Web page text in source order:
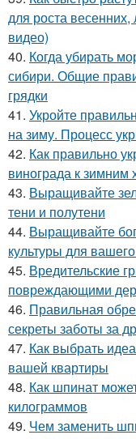
для роста весенних,
видео)
40. Когда убирать
сибири. Общие
грядки
41. Укройте
на зиму. Процесс
42. Как правильно
винограда к зимним
43. Выращивайте
тени и полутени
44. Выращивайте
культуры для
45. Вредительские
повреждающими
46. Правильная
секреты заботы за
47. Как выбрать
вашей квартиры
48. Как шпинат
килограммов
49. Чем заменить